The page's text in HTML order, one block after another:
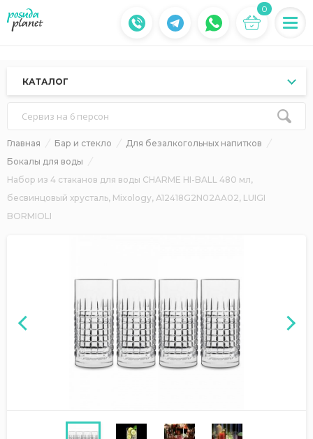
0
КАТАЛОГ
Сервиз на 6 персон
Главная Бар и стекло
Для безалкогольных напитков
Бокалы для воды
Набор из 4 стаканов для воды CHARME HI-BALL 480 мл,
бесвинцовый хрусталь, Mixology, A12418G2N02AA02, LUIGI
BORMIOLI